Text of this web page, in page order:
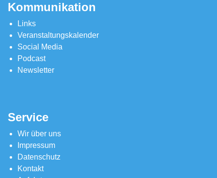
Kommunikation
Links
Veranstaltungskalender
Social Media
Podcast
Newsletter
Service
Wir über uns
Impressum
Datenschutz
Kontakt